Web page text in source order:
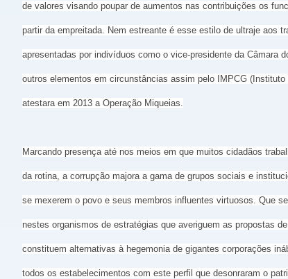
de valores visando poupar de aumentos nas contribuições os
partir da empreitada. Nem estreante é esse estilo de ultraje aos
apresentadas por indivíduos como o vice-presidente da Câmara
outros elementos em circunstâncias assim pelo IMPCG
atestara em 2013 a Operação Miqueias.
Marcando presença até nos meios em que muitos cidadãos
da rotina, a corrupção majora a gama de grupos sociais e
se mexerem o povo e seus membros influentes virtuosos. Que
nestes organismos de estratégias que averiguem as propostas
constituem alternativas à hegemonia de gigantes corporações
todos os estabelecimentos com este perfil que desonraram o